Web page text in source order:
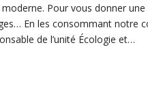
Deezer
Podcast Addict
Pour vous donner
En les consommant notre
de l’unité Écologie et…